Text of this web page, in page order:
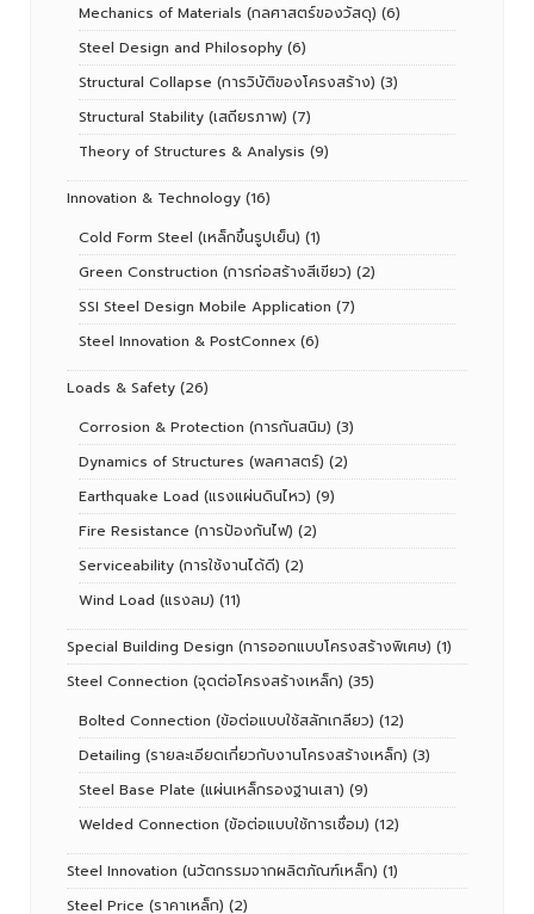
Mechanics of Materials (กลศาสตร์ของวัสดุ) (6)
Steel Design and Philosophy (6)
Structural Collapse (การวิบัติของโครงสร้าง) (3)
Structural Stability (เสถียรภาพ) (7)
Theory of Structures & Analysis (9)
Innovation & Technology (16)
Cold Form Steel (เหล็กขึ้นรูปเย็น) (1)
Green Construction (การก่อสร้างสีเขียว) (2)
SSI Steel Design Mobile Application (7)
Steel Innovation & PostConnex (6)
Loads & Safety (26)
Corrosion & Protection (การกันสนิม) (3)
Dynamics of Structures (พลศาสตร์) (2)
Earthquake Load (แรงแผ่นดินไหว) (9)
Fire Resistance (การป้องกันไฟ) (2)
Serviceability (การใช้งานได้ดี) (2)
Wind Load (แรงลม) (11)
Special Building Design (การออกแบบโครงสร้างพิเศษ) (1)
Steel Connection (จุดต่อโครงสร้างเหล็ก) (35)
Bolted Connection (ข้อต่อแบบใช้สลักเกลียว) (12)
Detailing (รายละเอียดเกี่ยวกับงานโครงสร้างเหล็ก) (3)
Steel Base Plate (แผ่นเหล็กรองฐานเสา) (9)
Welded Connection (ข้อต่อแบบใช้การเชื่อม) (12)
Steel Innovation (นวัตกรรมจากผลิตภัณฑ์เหล็ก) (1)
Steel Price (ราคาเหล็ก) (2)